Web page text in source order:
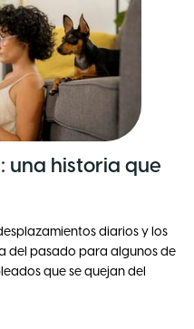
una historia que
diarios y los
del pasado para algunos de
que se quejan del